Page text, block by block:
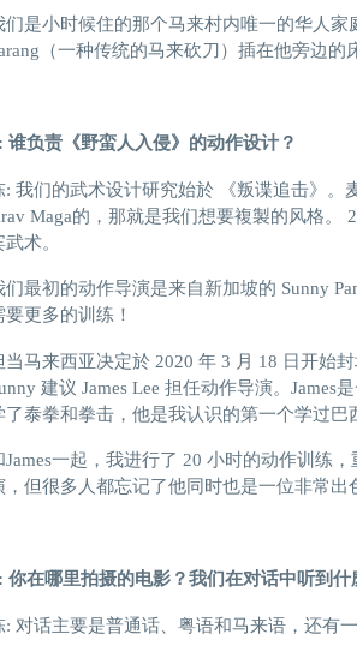
们是小时候住的那个马来村内唯一的华人
（一种传统的马来砍刀）插在他旁边的
谁负责《野蛮人入侵》的动作设计？
: 我们的武术设计研究始於 《叛谍追击》。
Maga的，那就是我们想要複製的风格。
武术。
们最初的动作导演是来自新加坡的 Sunny
要更多的训练！
当马来西亚决定於 2020 年 3 月 18 日开始
建议 James Lee 担任动作导演。
了泰拳和拳击，他是我认识的第一个学过巴
James一起，我进行了 20 小时的动作训练
，但很多人都忘记了他同时也是一位非常出
你在哪里拍摄的电影？我们在对话中听到什
: 对话主要是普通话、粤语和马来语，还有